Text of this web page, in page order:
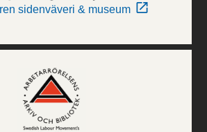
sidenväveri & museum